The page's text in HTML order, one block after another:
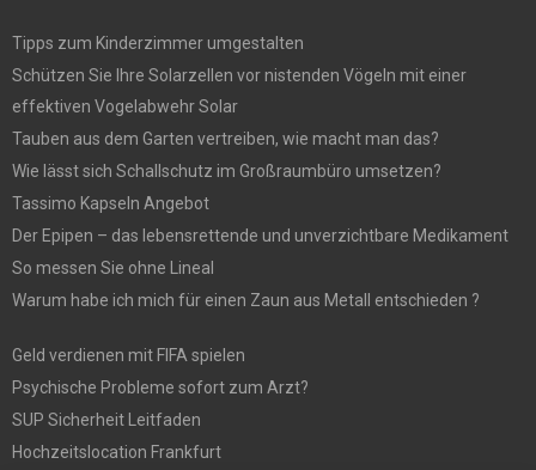
Tipps zum Kinderzimmer umgestalten
Schützen Sie Ihre Solarzellen vor nistenden Vögeln mit einer
effektiven Vogelabwehr Solar
Tauben aus dem Garten vertreiben, wie macht man das?
Wie lässt sich Schallschutz im Großraumbüro umsetzen?
Tassimo Kapseln Angebot
Der Epipen – das lebensrettende und unverzichtbare Medikament
So messen Sie ohne Lineal
Warum habe ich mich für einen Zaun aus Metall entschieden ?
Geld verdienen mit FIFA spielen
Psychische Probleme sofort zum Arzt?
SUP Sicherheit Leitfaden
Hochzeitslocation Frankfurt